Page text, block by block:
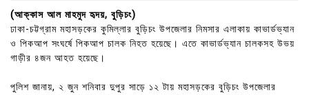
(আক্কাস আল মাহমুদ হৃদয়, বুড়িচং)
ঢাকা-চট্টগ্রাম মহাসড়কের কুমিল্লার বুড়িচং উপজেলার নিমসার এলাকায় কাভার্ডভ্যান
ও পিকআপ সংঘর্ষে পিকআপ চালক নিহত হয়েছে। এতে কাভার্ডভ্যান চালকসহ উভয়
গাড়ীর ৪জন আহত হয়েছে।
পুলিশ জানায়, ২ জুন শনিবার দুপুর সাড়ে ১২ টায় মহাসড়কের বুড়িচং উপজেলার